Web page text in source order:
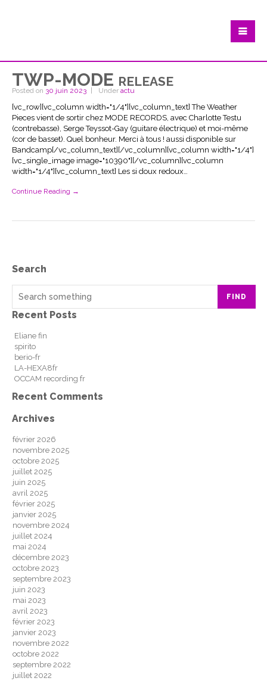
TWP-MODE release
Posted on 30 juin 2023 Under actu
[vc_row][vc_column width="1/4"][vc_column_text] The Weather
Pieces vient de sortir chez MODE RECORDS, avec Charlotte Testu
(contrebasse), Serge Teyssot-Gay (guitare électrique) et moi-même
(cor de basset). Quel bonheur. Merci à tous ! aussi disponible sur
Bandcamp[/vc_column_text][/vc_column][vc_column width="1/4"]
[vc_single_image image="10390"][/vc_column][vc_column
width="1/4"][vc_column_text] Les si doux redoux…
Continue Reading →
Search
FIND
Recent Posts
Eliane fin
spirito
berio-fr
LA-HEXA8fr
OCCAM recording fr
Recent Comments
Archives
février 2026
novembre 2025
octobre 2025
juillet 2025
juin 2025
avril 2025
février 2025
janvier 2025
novembre 2024
juillet 2024
mai 2024
décembre 2023
octobre 2023
septembre 2023
juin 2023
mai 2023
avril 2023
février 2023
janvier 2023
novembre 2022
octobre 2022
septembre 2022
juillet 2022